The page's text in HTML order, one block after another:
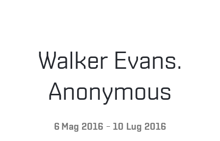
Walker Evans.
Anonymous
6 Mag 2016 -10 Lug 2016